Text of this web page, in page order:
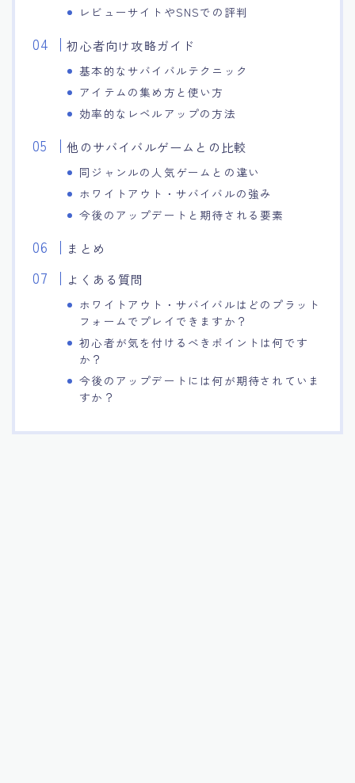
レビューサイトやSNSでの評判
初心者向け攻略ガイド
基本的なサバイバルテクニック
アイテムの集め方と使い方
効率的なレベルアップの方法
他のサバイバルゲームとの比較
同ジャンルの人気ゲームとの違い
ホワイトアウト・サバイバルの強み
今後のアップデートと期待される要素
まとめ
よくある質問
ホワイトアウト・サバイバルはどのプラット
フォームでプレイできますか？
初心者が気を付けるべきポイントは何です
か？
今後のアップデートには何が期待されていま
すか？